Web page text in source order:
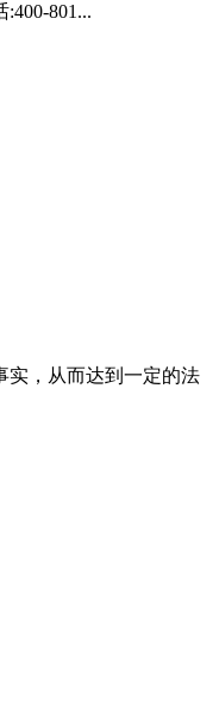
801...
实，从而达到一定的法